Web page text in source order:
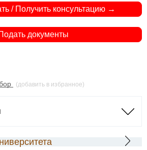
/ Получить консультацию →
документы
(добавить в избранное)